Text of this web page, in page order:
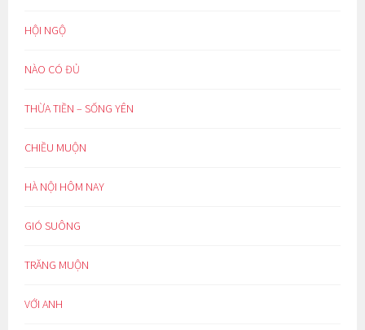
HỘI NGỘ
NÀO CÓ ĐỦ
THỪA TIỀN – SỐNG YÊN
CHIỀU MUỘN
HÀ NỘI HÔM NAY
GIÓ SUÔNG
TRĂNG MUỘN
VỚI ANH